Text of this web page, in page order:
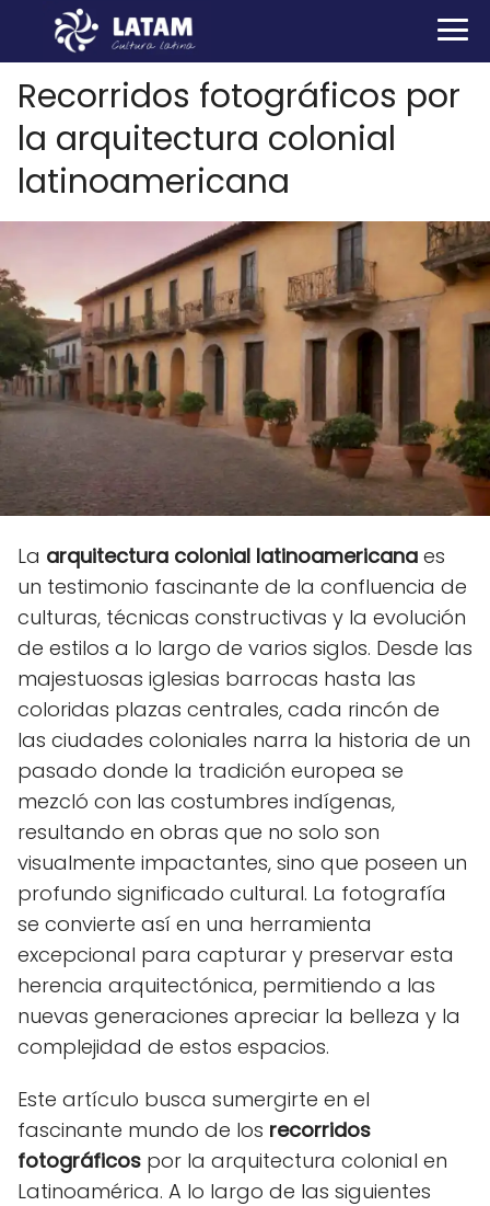
Recorridos fotográficos por
la arquitectura colonial
latinoamericana
La arquitectura colonial latinoamericana es
un testimonio fascinante de la confluencia de
culturas, técnicas constructivas y la evolución
de estilos a lo largo de varios siglos. Desde las
majestuosas iglesias barrocas hasta las
coloridas plazas centrales, cada rincón de
las ciudades coloniales narra la historia de un
pasado donde la tradición europea se
mezcló con las costumbres indígenas,
resultando en obras que no solo son
visualmente impactantes, sino que poseen un
profundo significado cultural. La fotografía
se convierte así en una herramienta
excepcional para capturar y preservar esta
herencia arquitectónica, permitiendo a las
nuevas generaciones apreciar la belleza y la
complejidad de estos espacios.
Este artículo busca sumergirte en el
fascinante mundo de los recorridos
fotográficos por la arquitectura colonial en
Latinoamérica. A lo largo de las siguientes